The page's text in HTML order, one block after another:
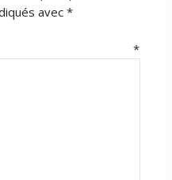
avec*
*